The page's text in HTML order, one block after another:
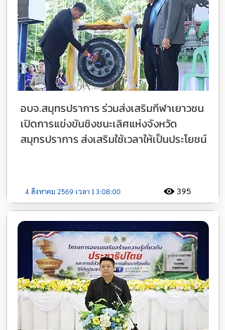
อบจ.สมุทรปราการ ร่วมส่งเสริมกีฬาเยาวชน
เปิดการแข่งขันชิงชนะเลิศแห่งจังหวัด
สมุทรปราการ ส่งเสริมใช้เวลาให้เป็นประโยชน์
4 สิงหาคม 2569 เวลา 13:08:00 395